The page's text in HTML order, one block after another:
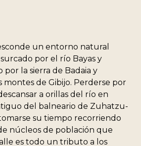
un entorno natural
por el río Bayas y
por la sierra de Badaia y
montes de Gibijo. Perderse por
a orillas del río en
del balneario de Zuhatzu-
su tiempo recorriendo
núcleos de población que
es todo un tributo a los